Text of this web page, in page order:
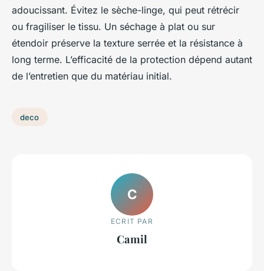
adoucissant. Évitez le sèche-linge, qui peut rétrécir
ou fragiliser le tissu. Un séchage à plat ou sur
étendoir préserve la texture serrée et la résistance à
long terme. L’efficacité de la protection dépend autant
de l’entretien que du matériau initial.
deco
C
ECRIT PAR
Camil